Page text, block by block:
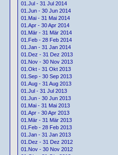
01.Jul - 31 Jul 2014
01.Jun - 30 Jun 2014
01.Mai - 31 Mai 2014
01.Apr - 30 Apr 2014
01.Mär - 31 Mär 2014
01.Feb - 28 Feb 2014
01.Jan - 31 Jan 2014
01.Dez - 31 Dez 2013
01.Nov - 30 Nov 2013
01.Okt - 31 Okt 2013
01.Sep - 30 Sep 2013
01.Aug - 31 Aug 2013
01.Jul - 31 Jul 2013
01.Jun - 30 Jun 2013
01.Mai - 31 Mai 2013
01.Apr - 30 Apr 2013
01.Mär - 31 Mär 2013
01.Feb - 28 Feb 2013
01.Jan - 31 Jan 2013
01.Dez - 31 Dez 2012
01.Nov - 30 Nov 2012